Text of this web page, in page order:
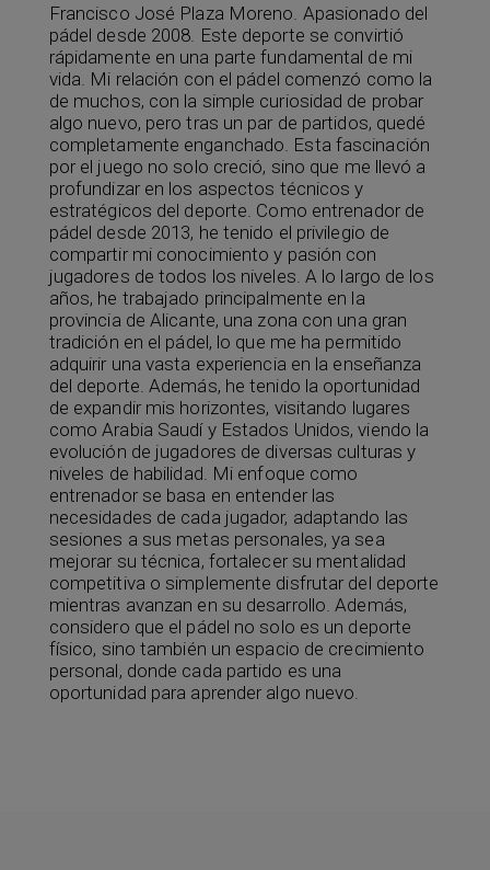
Francisco José Plaza Moreno. Apasionado del
pádel desde 2008. Este deporte se convirtió
rápidamente en una parte fundamental de mi
vida. Mi relación con el pádel comenzó como la
de muchos, con la simple curiosidad de probar
algo nuevo, pero tras un par de partidos, quedé
completamente enganchado. Esta fascinación
por el juego no solo creció, sino que me llevó a
profundizar en los aspectos técnicos y
estratégicos del deporte. Como entrenador de
pádel desde 2013, he tenido el privilegio de
compartir mi conocimiento y pasión con
jugadores de todos los niveles. A lo largo de los
años, he trabajado principalmente en la
provincia de Alicante, una zona con una gran
tradición en el pádel, lo que me ha permitido
adquirir una vasta experiencia en la enseñanza
del deporte. Además, he tenido la oportunidad
de expandir mis horizontes, visitando lugares
como Arabia Saudí y Estados Unidos, viendo la
evolución de jugadores de diversas culturas y
niveles de habilidad. Mi enfoque como
entrenador se basa en entender las
necesidades de cada jugador, adaptando las
sesiones a sus metas personales, ya sea
mejorar su técnica, fortalecer su mentalidad
competitiva o simplemente disfrutar del deporte
mientras avanzan en su desarrollo. Además,
considero que el pádel no solo es un deporte
físico, sino también un espacio de crecimiento
personal, donde cada partido es una
oportunidad para aprender algo nuevo.